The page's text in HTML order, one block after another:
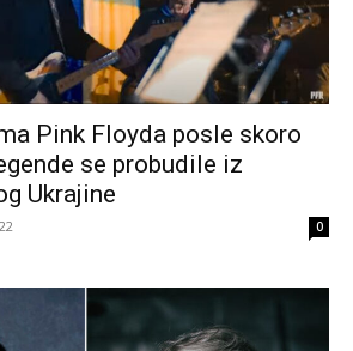
Pink Floyda posle skoro
se probudile iz
Ukrajine
0